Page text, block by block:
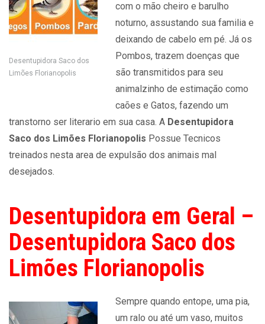
Desentupidora Saco dos
Limões Florianopolis
com o mão cheiro e barulho
noturno, assustando sua familia e
deixando de cabelo em pé. Já os
Pombos, trazem doenças que
são transmitidos para seu
animalzinho de estimação como
caões e Gatos, fazendo um
transtorno ser literario em sua casa. A Desentupidora
Saco dos Limões Florianopolis Possue Tecnicos
treinados nesta area de expulsão dos animais mal
desejados.
Desentupidora em Geral –
Desentupidora Saco dos
Limões Florianopolis
Sempre quando entope, uma pia,
um ralo ou até um vaso, muitos